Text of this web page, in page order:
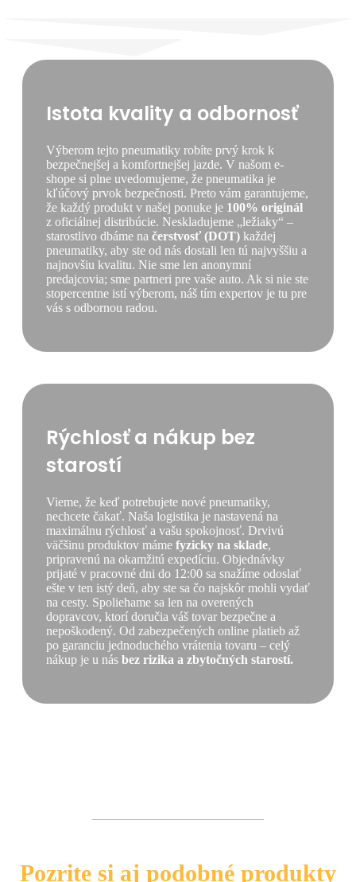
Istota kvality a odbornosť
Výberom tejto pneumatiky robíte prvý krok k
bezpečnejšej a komfortnejšej jazde. V našom e-
shope si plne uvedomujeme, že pneumatika je
kľúčový prvok bezpečnosti. Preto vám garantujeme,
že každý produkt v našej ponuke je 100% originál
z oficiálnej distribúcie. Neskladujeme „ležiaky“ –
starostlivo dbáme na čerstvosť (DOT) každej
pneumatiky, aby ste od nás dostali len tú najvyššiu a
najnovšiu kvalitu. Nie sme len anonymní
predajcovia; sme partneri pre vaše auto. Ak si nie ste
stopercentne istí výberom, náš tím expertov je tu pre
vás s odbornou radou.
Rýchlosť a nákup bez
starostí
Vieme, že keď potrebujete nové pneumatiky,
nechcete čakať. Naša logistika je nastavená na
maximálnu rýchlosť a vašu spokojnosť. Drvivú
väčšinu produktov máme fyzicky na sklade,
pripravenú na okamžitú expedíciu. Objednávky
prijaté v pracovné dni do 12:00 sa snažíme odoslať
ešte v ten istý deň, aby ste sa čo najskôr mohli vydať
na cesty. Spoliehame sa len na overených
dopravcov, ktorí doručia váš tovar bezpečne a
nepoškodený. Od zabezpečených online platieb až
po garanciu jednoduchého vrátenia tovaru – celý
nákup je u nás bez rizika a zbytočných starostí.
Pozrite si aj podobné produkty